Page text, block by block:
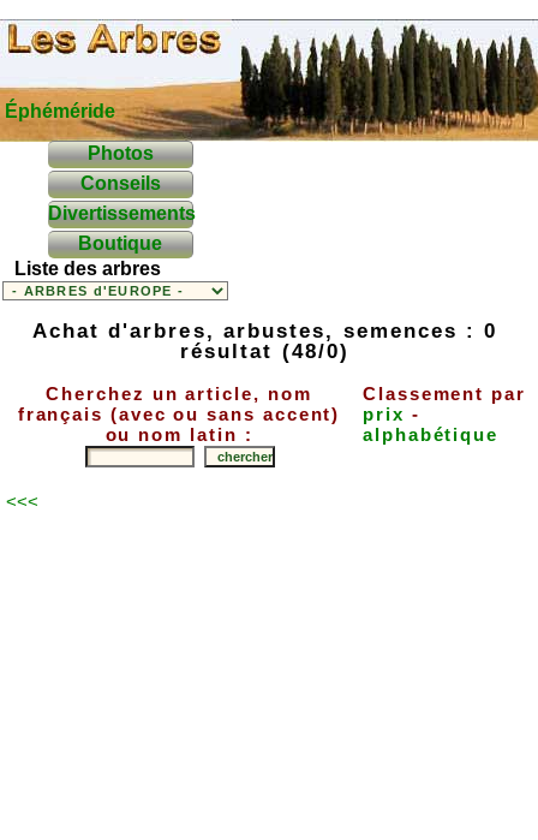
Éphéméride
Photos
Conseils
Divertissements
Boutique
Liste des arbres
Achat d'arbres, arbustes, semences : 0
résultat (48/0)
Cherchez un article, nom
français (avec ou sans accent)
ou nom latin :
Classement par
prix -
alphabétique
<<<